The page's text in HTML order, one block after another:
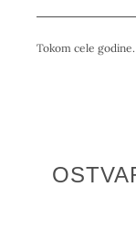
Tokom cele godine.